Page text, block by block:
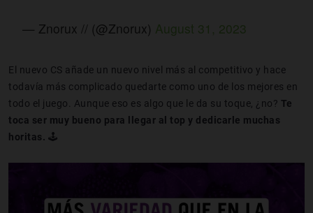
— Znorux // (@Znorux) August 31, 2023
El nuevo CS añade un nuevo nivel más al competitivo y hace
todavía más complicado quedarte como uno de los mejores en
todo el juego. Aunque eso es algo que le da su toque, ¿no? Te
toca ser muy bueno para llegar al top y dedicarle muchas
horitas. 🕹️